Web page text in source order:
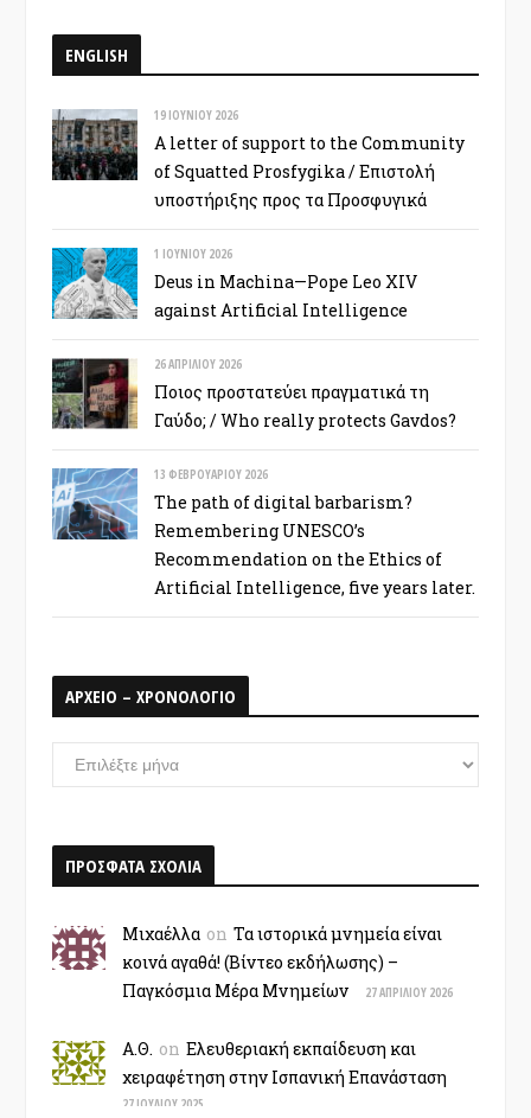
ENGLISH
19 ΙΟΥΝΊΟΥ 2026
A letter of support to the Community
of Squatted Prosfygika / Επιστολή
υποστήριξης προς τα Προσφυγικά
1 ΙΟΥΝΊΟΥ 2026
Deus in Machina—Pope Leo XIV
against Artificial Intelligence
26 ΑΠΡΙΛΊΟΥ 2026
Ποιος προστατεύει πραγματικά τη
Γαύδο; / Who really protects Gavdos?
13 ΦΕΒΡΟΥΑΡΊΟΥ 2026
The path of digital barbarism?
Remembering UNESCO’s
Recommendation on the Ethics of
Artificial Intelligence, five years later.
ΑΡΧΕΙΟ – ΧΡΟΝΟΛΟΓΙΟ
ΑΡΧΕΙΟ
–
ΠΡΟΣΦΑΤΑ ΣΧΟΛΙΑ
Μιχαέλλα on Τα ιστορικά μνημεία είναι
κοινά αγαθά! (Βίντεο εκδήλωσης) –
Παγκόσμια Μέρα Μνημείων
27 ΑΠΡΙΛΊΟΥ 2026
Α.Θ. on Ελευθεριακή εκπαίδευση και
χειραφέτηση στην Ισπανική Επανάσταση
27 ΙΟΥΛΊΟΥ 2025